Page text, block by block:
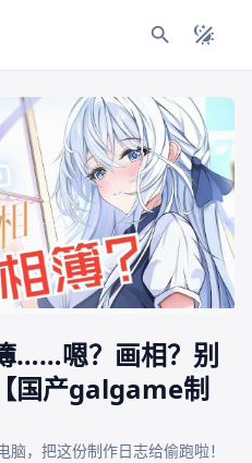
……嗯？画相？别
国产galgame制
，把这份制作日志给偷跑啦！